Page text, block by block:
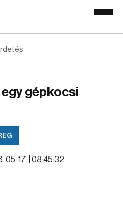
gépkocsi
05. 17. | 08:45:32